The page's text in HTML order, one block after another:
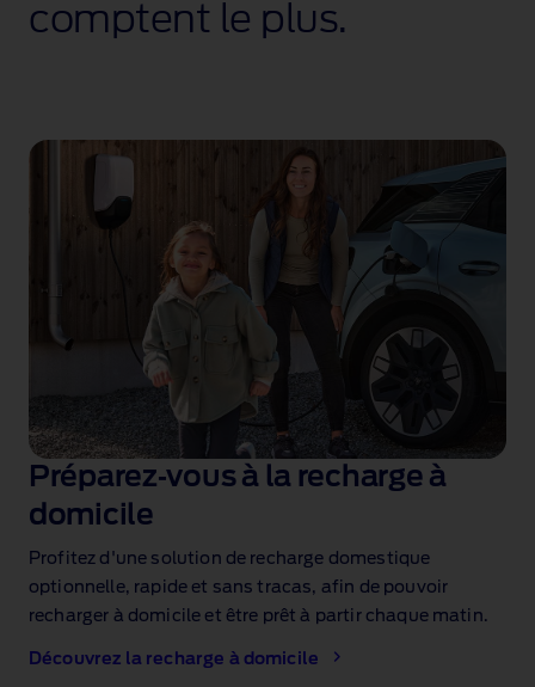
comptent le plus.
Préparez‑vous à la recharge à
domicile
Profitez d'une solution de recharge domestique
optionnelle, rapide et sans tracas, afin de pouvoir
recharger à domicile et être prêt à partir chaque matin.
Découvrez la recharge à domicile